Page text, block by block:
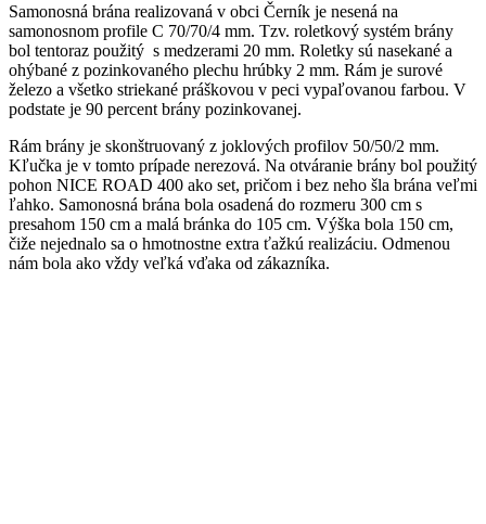
Samonosná brána realizovaná v obci Černík je nesená na
samonosnom profile C 70/70/4 mm. Tzv. roletkový systém brány
bol tentoraz použitý s medzerami 20 mm. Roletky sú nasekané a
ohýbané z pozinkovaného plechu hrúbky 2 mm. Rám je surové
železo a všetko striekané práškovou v peci vypaľovanou farbou. V
podstate je 90 percent brány pozinkovanej.
Rám brány je skonštruovaný z joklových profilov 50/50/2 mm.
Kľučka je v tomto prípade nerezová. Na otváranie brány bol použitý
pohon NICE ROAD 400 ako set, pričom i bez neho šla brána veľmi
ľahko. Samonosná brána bola osadená do rozmeru 300 cm s
presahom 150 cm a malá bránka do 105 cm. Výška bola 150 cm,
čiže nejednalo sa o hmotnostne extra ťažkú realizáciu. Odmenou
nám bola ako vždy veľká vďaka od zákazníka.